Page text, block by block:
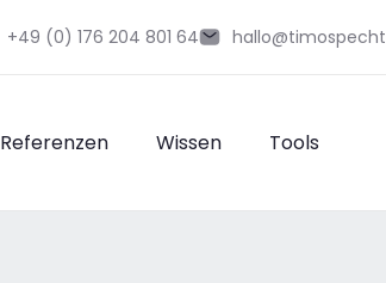
+49 (0) 176 204 801 64
Referenzen Wissen Tools